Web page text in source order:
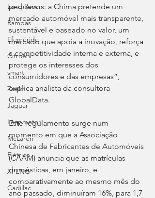
Land Rover
Rampas
Efeméride
Citroën
smart
Zeekr
Jaguar
Leapmotor
McLaren
Elétrico
XPENG
Cadillac
pequenos: a Chima pretende um
mercado automóvel mais transparente,
sustentável e baseado no valor, um
mercado que apoia a inovação, reforça
a competitividade interna e externa, e
protege os interesses dos
consumidores e das empresas”,
explica analista da consultora
GlobalData.
Este regulamento surge num
momento em que a Associação
Chinesa de Fabricantes de Automóveis
(CAAM) anuncia que as matrículas
domésticas, em janeiro, e
comparativamente ao mesmo mês do
ano passado, diminuíram 16%, para 1,7